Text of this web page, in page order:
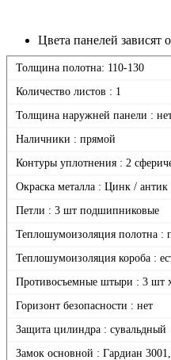
Цвета панелей зависят
Толщина полотна: 110-130
Количество листов : 1
Толщина наружней панели :
Наличники : прямой
Контуры уплотнения : 2
Окраска металла : Цинк / антик
Петли : 3 шт подшипниковые
Теплошумоизоляция полотна :
Теплошумоизоляция короба :
Противосъемные штыри : 3 шт
Горизонт безопасности : нет
Защита цилиндра : сувальдный
Замок основной : Гардиан